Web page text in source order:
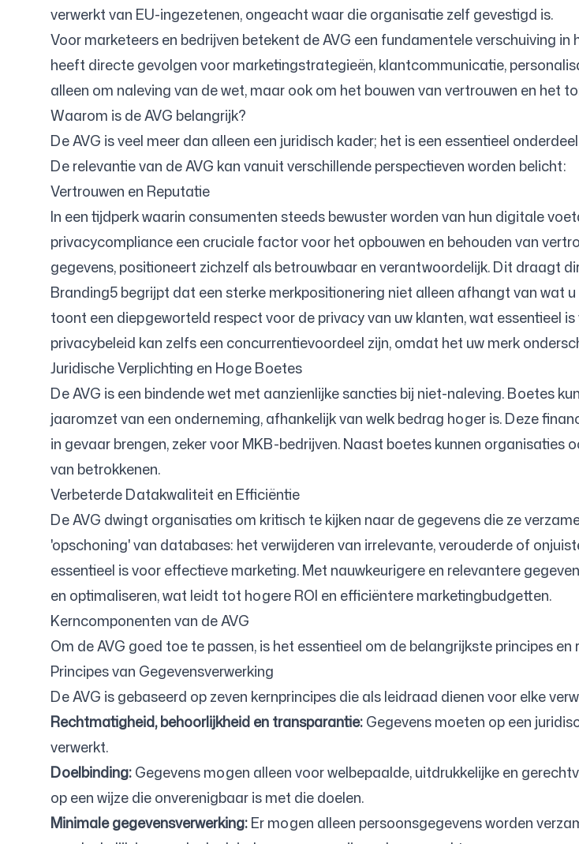
Contact
Inloggen Aanmelden
verwerkt van EU-ingezetenen, ongeacht waar die organisatie zelf gevestigd is.
Voor marketeers en bedrijven betekent de AVG een fundamentele verschuiving
heeft directe gevolgen voor marketingstrategieën, klantcommunicatie,
alleen om naleving van de wet, maar ook om het bouwen van vertrouwen en het
Waarom is de AVG belangrijk?
De AVG is veel meer dan alleen een juridisch kader; het is een essentieel
De relevantie van de AVG kan vanuit verschillende perspectieven worden belicht:
Vertrouwen en Reputatie
In een tijdperk waarin consumenten steeds bewuster worden van hun digitale
privacycompliance een cruciale factor voor het opbouwen en behouden van
gegevens, positioneert zichzelf als betrouwbaar en verantwoordelijk. Dit draagt
Branding5 begrijpt dat een sterke merkpositionering niet alleen afhangt van wat
toont een diepgeworteld respect voor de privacy van uw klanten, wat essentieel
privacybeleid kan zelfs een concurrentievoordeel zijn, omdat het uw merk
Juridische Verplichting en Hoge Boetes
De AVG is een bindende wet met aanzienlijke sancties bij niet-naleving. Boetes
jaaromzet van een onderneming, afhankelijk van welk bedrag hoger is. Deze
in gevaar brengen, zeker voor MKB-bedrijven. Naast boetes kunnen
van betrokkenen.
Verbeterde Datakwaliteit en Efficiëntie
De AVG dwingt organisaties om kritisch te kijken naar de gegevens die ze
'opschoning' van databases: het verwijderen van irrelevante, verouderde of
essentieel is voor effectieve marketing. Met nauwkeurigere en relevantere
en optimaliseren, wat leidt tot hogere ROI en efficiëntere marketingbudgetten.
Kerncomponenten van de AVG
Om de AVG goed toe te passen, is het essentieel om de belangrijkste principes en
Principes van Gegevensverwerking
De AVG is gebaseerd op zeven kernprincipes die als leidraad dienen voor elke
Rechtmatigheid, behoorlijkheid en transparantie:Gegevens moeten op een
verwerkt.
Doelbinding:Gegevens mogen alleen voor welbepaalde, uitdrukkelijke en
op een wijze die onverenigbaar is met die doelen.
Minimale gegevensverwerking:Er mogen alleen persoonsgegevens worden